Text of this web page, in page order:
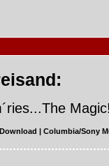
| Columbia/Sony